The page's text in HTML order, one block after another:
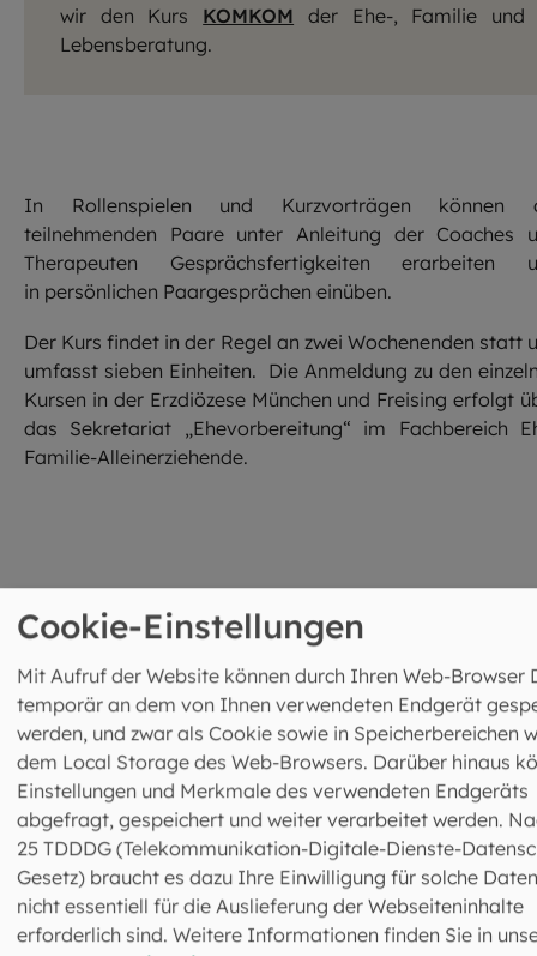
wir den Kurs KOMKOM der Ehe-, Familie und
Lebensberatung.
In Rollenspielen und Kurzvorträgen können
teilnehmenden Paare unter Anleitung der Coaches
Therapeuten Gesprächsfertigkeiten erarbeiten
in persönlichen Paargesprächen einüben.
Der Kurs findet in der Regel an zwei Wochenenden statt
umfasst sieben Einheiten. Die Anmeldung zu den
Kursen in der Erzdiözese München und Freising erfolgt
das Sekretariat „Ehevorbereitung“ im Fachbereich
Familie-Alleinerziehende.
Fachbereich Ehevorbereitung und -
begleitung
Leitung: Markus Reischl
089 2137-1549
089 2137-274313
ehevorbereitung@eomuc.de
Mehr Infos zur Ehevorbereitung und -
begleitung
Cookie-Einstellungen
Mit Aufruf der Website können durch Ihren Web-Browser
temporär an dem von Ihnen verwendeten Endgerät
werden, und zwar als Cookie sowie in Speicherbereichen
dem Local Storage des Web-Browsers. Darüber hinaus
Einstellungen und Merkmale des verwendeten Endgeräts
abgefragt, gespeichert und weiter verarbeitet werden.
25 TDDDG (Telekommunikation-Digitale-Dienste-
Gesetz) braucht es dazu Ihre Einwilligung für solche
nicht essentiell für die Auslieferung der Webseiteninhalte
erforderlich sind. Weitere Informationen finden Sie in